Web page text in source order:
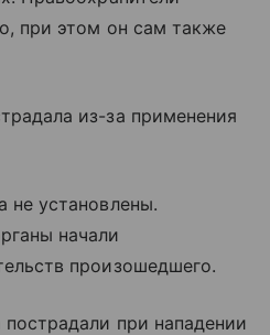
при этом он сам также
из-за применения
не установлены.
начали
произошедшего.
при нападении